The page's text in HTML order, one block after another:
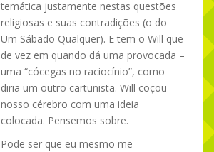
temática justamente nestas questões
religiosas e suas contradições (o do
Um Sábado Qualquer). E tem o Will que
de vez em quando dá uma provocada –
uma “cócegas no raciocínio”, como
diria um outro cartunista. Will coçou
nosso cérebro com uma ideia
colocada. Pensemos sobre.
Pode ser que eu mesmo me